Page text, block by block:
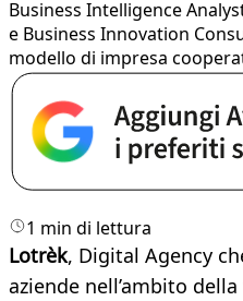
Business Intelligence
e Business Innovation
modello di impresa
1 min di lettura
Lotrèk, Digital Agency
aziende nell’ambito